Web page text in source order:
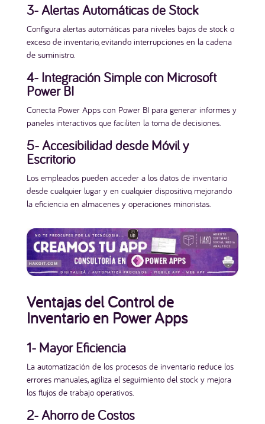
3- Alertas Automáticas de Stock
Configura alertas automáticas para niveles bajos de stock o
exceso de inventario, evitando interrupciones en la cadena
de suministro.
4- Integración Simple con Microsoft
Power BI
Conecta Power Apps con Power BI para generar informes y
paneles interactivos que faciliten la toma de decisiones.
5- Accesibilidad desde Móvil y
Escritorio
Los empleados pueden acceder a los datos de inventario
desde cualquier lugar y en cualquier dispositivo, mejorando
la eficiencia en almacenes y operaciones minoristas.
Ventajas del Control de
Inventario en Power Apps
1- Mayor Eficiencia
La automatización de los procesos de inventario reduce los
errores manuales, agiliza el seguimiento del stock y mejora
los flujos de trabajo operativos.
2- Ahorro de Costos